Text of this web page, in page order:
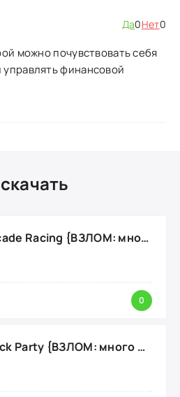
Да0Нет0
можно почувствовать себя
финансовой
Super Arcade Racing {ВЗЛОМ: много золотых монет}
0
Tetris Block Party {ВЗЛОМ: много денег}